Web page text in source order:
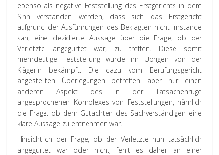
ebenso als negative Feststellung des Erstgerichts in dem
Sinn verstanden werden, dass sich das Erstgericht
aufgrund der Ausführungen des Beklagten nicht imstande
sah, eine dezidierte Aussage über die Frage, ob der
Verletzte angegurtet war, zu treffen. Diese somit
mehrdeutige Feststellung wurde im Übrigen von der
Klägerin bekämpft. Die dazu vom Berufungsgericht
angestellten Überlegungen betreffen aber nur einen
anderen Aspekt des in der Tatsachenrüge
angesprochenen Komplexes von Feststellungen, nämlich
die Frage, ob dem Gutachten des Sachverständigen eine
klare Aussage zu entnehmen war.
Hinsichtlich der Frage, ob der Verletzte nun tatsächlich
angegurtet war oder nicht, fehlt es daher an einer